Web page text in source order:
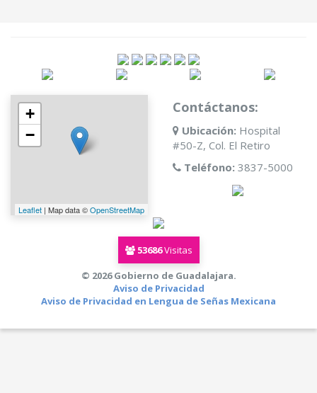
+
−
Leaflet | Map data ©OpenStreetMap
Contáctanos:
Ubicación: Hospital
#50-Z, Col. El Retiro
Teléfono: 3837-5000
53686Visitas
© 2026 Gobierno de Guadalajara.
Aviso de Privacidad
Aviso de Privacidad en Lengua de Señas Mexicana